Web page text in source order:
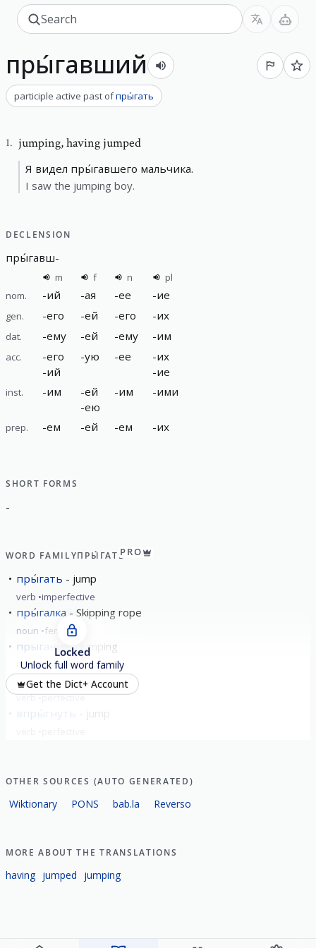
пры́гавший
participle active past ofпры́гать
1. jumping,having jumped
Я видел пры́гавшего мальчика.
I saw the jumping boy.
DECLENSION
пры́гавш-
m f n
pl
nom.
-ий -ая -ее -ие
gen. -его -ей -его -их
dat. -ему -ей -ему -им
acc. -его
-ий
-ую -ее -их
-ие
inst. -им -ей
-ею
-им -ими
prep. -ем -ей -ем -их
SHORT FORMS
-
WORD FAMILYПРЫ́ГАТЬPRO
пры́гать jump
verb imperfective
пры́галка Skipping rope
noun feminine
прыгание jumping
noun neuter
пры́гнуть jump
verb perfective
впры́гнуть
Locked
Unlock full word family
Get the Dict+ Account
OTHER SOURCES (AUTO GENERATED)
Wiktionary PONS bab.la Reverso
MORE ABOUT THE TRANSLATIONS
having jumped jumping